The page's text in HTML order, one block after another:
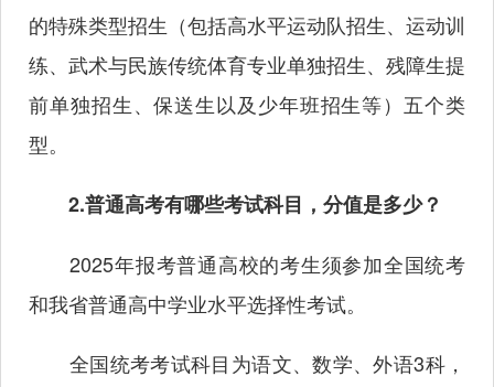
的特殊类型招生（包括高水平运动队招生、运动训
练、武术与民族传统体育专业单独招生、残障生提
前单独招生、保送生以及少年班招生等）五个类
型。
2.普通高考有哪些考试科目，分值是多少？
2025年报考普通高校的考生须参加全国统考
和我省普通高中学业水平选择性考试。
全国统考考试科目为语文、数学、外语3科，